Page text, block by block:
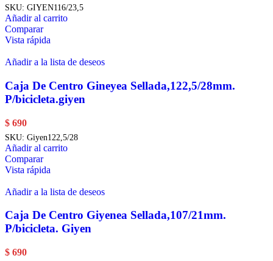
SKU: GIYEN116/23,5
Añadir al carrito
Comparar
Vista rápida
Añadir a la lista de deseos
Caja De Centro Gineyea Sellada,122,5/28mm.
P/bicicleta.giyen
$ 690
SKU: Giyen122,5/28
Añadir al carrito
Comparar
Vista rápida
Añadir a la lista de deseos
Caja De Centro Giyenea Sellada,107/21mm.
P/bicicleta. Giyen
$ 690